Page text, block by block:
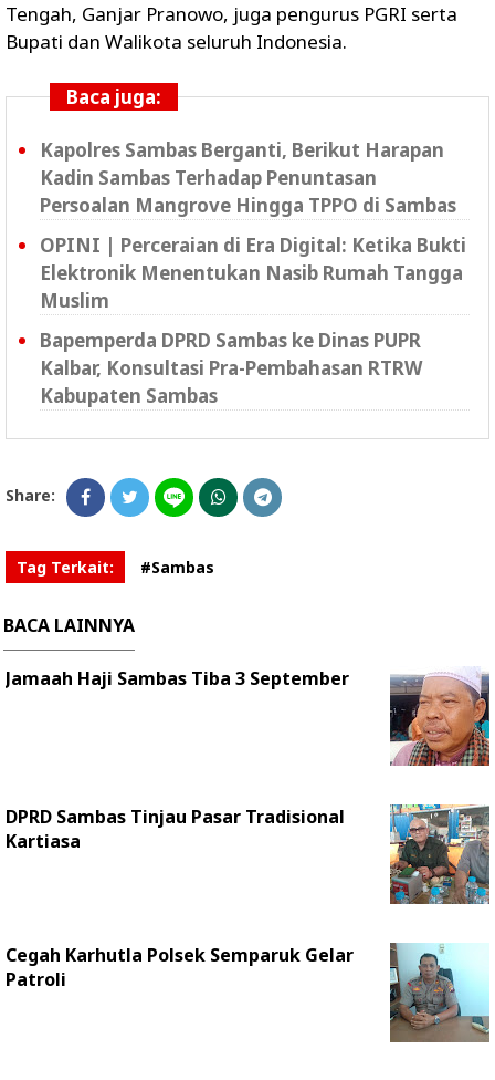
Tengah, Ganjar Pranowo, juga pengurus PGRI serta
Bupati dan Walikota seluruh Indonesia.
Baca juga:
Kapolres Sambas Berganti, Berikut Harapan
Kadin Sambas Terhadap Penuntasan
Persoalan Mangrove Hingga TPPO di Sambas
OPINI | Perceraian di Era Digital: Ketika Bukti
Elektronik Menentukan Nasib Rumah Tangga
Muslim
Bapemperda DPRD Sambas ke Dinas PUPR
Kalbar, Konsultasi Pra-Pembahasan RTRW
Kabupaten Sambas
Share:
Tag Terkait: #Sambas
BACA LAINNYA
Jamaah Haji Sambas Tiba 3 September
DPRD Sambas Tinjau Pasar Tradisional
Kartiasa
Cegah Karhutla Polsek Semparuk Gelar
Patroli